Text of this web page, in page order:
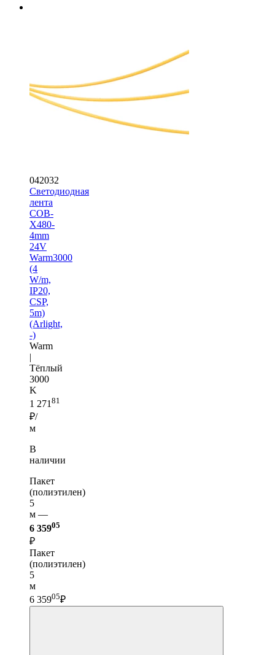
042032
Светодиодная
лента
COB-
X480-
4mm
24V
Warm3000
(4
W/m,
IP20,
CSP,
5m)
(Arlight,
-)
Warm
|
Тёплый
3000
K
1 271 81
₽/
м
В
наличии
Пакет
(полиэтилен)
5
м —
6 35905
₽
Пакет
(полиэтилен)
5
м
6 35905₽